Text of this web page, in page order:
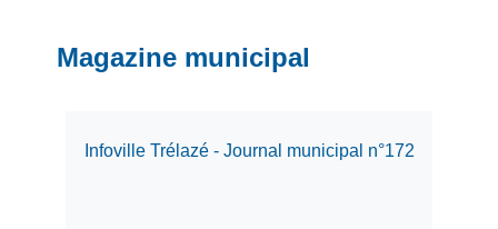
Magazine municipal
Infoville Trélazé - Journal municipal n°172